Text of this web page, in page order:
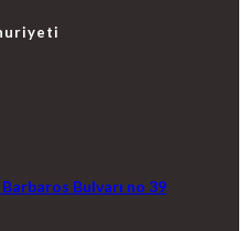
Bulvarı no 39